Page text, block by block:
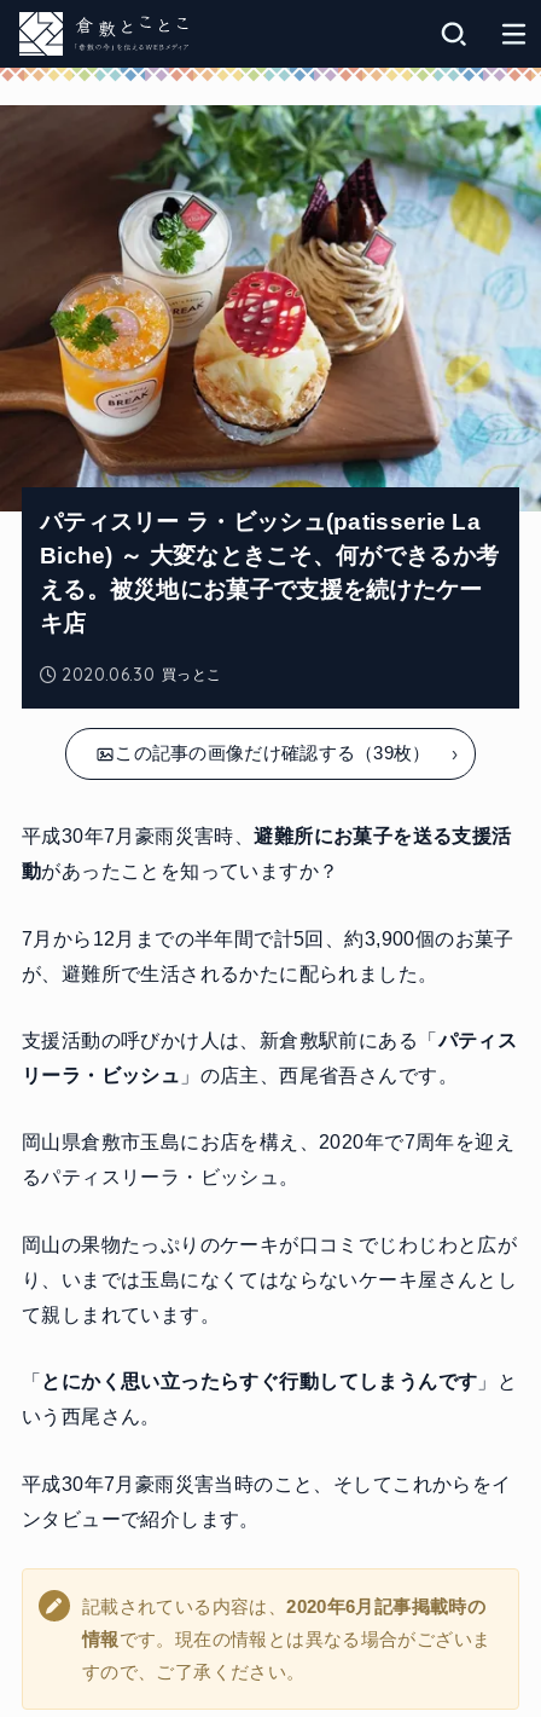
買っとこ
2020.06.30
パティスリー ラ・ビッシュ(patisserie La
Biche) ～ 大変なときこそ、何ができるか考
える。被災地にお菓子で支援を続けたケー
キ店
この記事の画像だけ確認する（39枚）
平成30年7月豪雨災害時、避難所にお菓子を送る支援活
動があったことを知っていますか？
7月から12月までの半年間で計5回、約3,900個のお菓子
が、避難所で生活されるかたに配られました。
支援活動の呼びかけ人は、新倉敷駅前にある「パティス
リーラ・ビッシュ 」の店主、西尾省吾さんです。
岡山県倉敷市玉島にお店を構え、2020年で7周年を迎え
るパティスリーラ・ビッシュ。
岡山の果物たっぷりのケーキが口コミでじわじわと広が
り、いまでは玉島になくてはならないケーキ屋さんとし
て親しまれています。
「とにかく思い立ったらすぐ行動してしまうんです 」と
いう西尾さん。
平成30年7月豪雨災害当時のこと、そしてこれからをイ
ンタビューで紹介します。
記載されている内容は、2020年6月記事掲載時の
情報です。現在の情報とは異なる場合がございま
すので、ご了承ください。